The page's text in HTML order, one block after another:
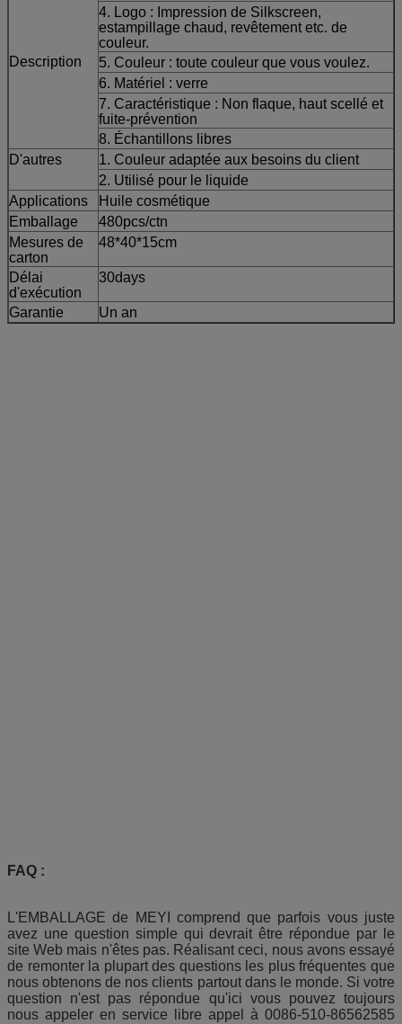
Description
4. Logo : Impression de Silkscreen,
estampillage chaud, revêtement etc. de
couleur.
5. Couleur : toute couleur que vous voulez.
6. Matériel : verre
7. Caractéristique : Non flaque, haut scellé et
fuite-prévention
8. Échantillons libres
D'autres
1. Couleur adaptée aux besoins du client
2. Utilisé pour le liquide
Applications
Huile cosmétique
Emballage
480pcs/ctn
Mesures de
carton
48*40*15cm
Délai
d'exécution
30days
Garantie Un an
FAQ :
L'EMBALLAGE de MEYI comprend que parfois vous juste
avez une question simple qui devrait être répondue par le
site Web mais n'êtes pas. Réalisant ceci, nous avons essayé
de remonter la plupart des questions les plus fréquentes que
nous obtenons de nos clients partout dans le monde. Si votre
question n'est pas répondue qu'ici vous pouvez toujours
nous appeler en service libre appel à 0086-510-86562585